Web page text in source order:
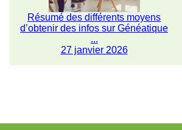
Résumé des différents moyens
d’obtenir des infos sur Généatique
...
27 janvier 2026